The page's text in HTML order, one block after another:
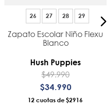
26 27 28 29
Zapato Escolar Niño Flexu
Blanco
Hush Puppies
$49.990
$34.990
12 $2916